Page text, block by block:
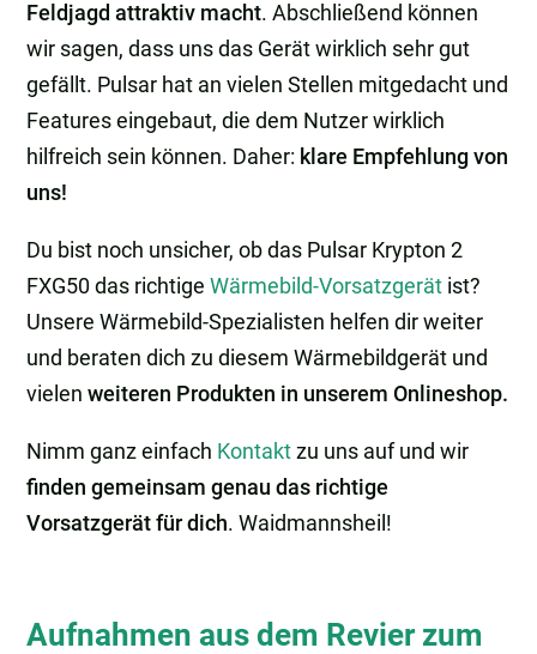
Feldjagd attraktiv macht. Abschließend können
wir sagen, dass uns das Gerät wirklich sehr gut
gefällt. Pulsar hat an vielen Stellen mitgedacht und
Features eingebaut, die dem Nutzer wirklich
hilfreich sein können. Daher: klare Empfehlung von
uns!
Du bist noch unsicher, ob das Pulsar Krypton 2
FXG50 das richtigeWärmebild-Vorsatzgerät ist?
Unsere Wärmebild-Spezialisten helfen dir weiter
und beraten dich zu diesem Wärmebildgerät und
vielenweiteren Produkten in unserem Onlineshop.
Nimm ganz einfach Kontaktzu uns auf und wir
finden gemeinsam genau das richtige
Vorsatzgerät für dich. Waidmannsheil!
Aufnahmen aus dem Revier zum